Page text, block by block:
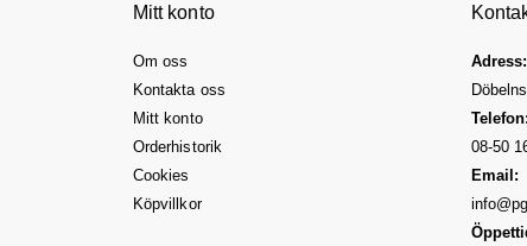
Mitt konto
Om oss
Kontakta oss
Mitt konto
Orderhistorik
Cookies
Köpvillkor
Adress:
Telefon:
08-50
Email: